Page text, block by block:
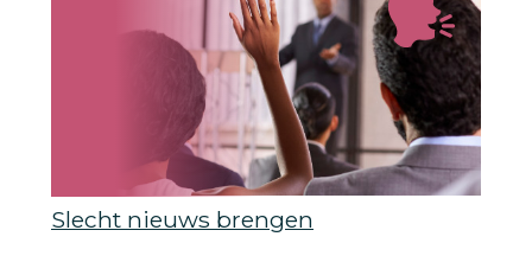
Slecht nieuws brengen